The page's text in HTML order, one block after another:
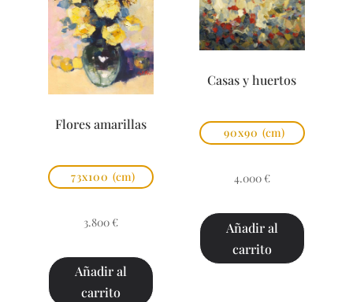
Flores amarillas
73x100 (cm)
3.800 €
Añadir al
carrito
Casas y huertos
90x90 (cm)
4.000 €
Añadir al
carrito